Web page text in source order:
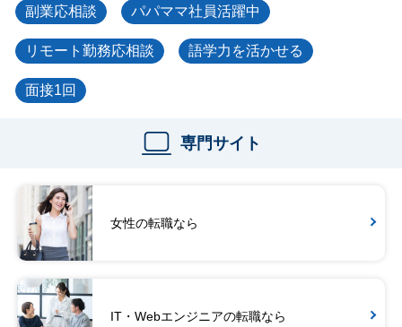
副業応相談 パパママ社員活躍中
リモート勤務応相談 語学力を活かせる
面接1回
専門サイト
女性の転職なら
IT・Webエンジニアの転職なら